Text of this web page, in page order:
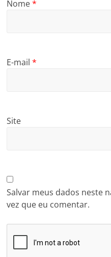
Nome*
E-mail*
Site
Salvar meus dados neste
vez que eu comentar.